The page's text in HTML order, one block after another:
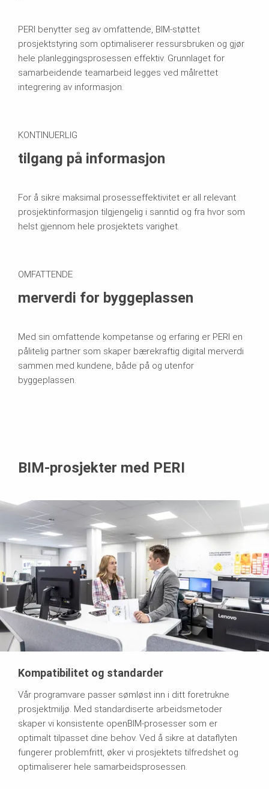
PERI benytter seg av omfattende, BIM-støttet
prosjektstyring som optimaliserer ressursbruken og gjør
hele planleggingsprosessen effektiv. Grunnlaget for
samarbeidende teamarbeid legges ved målrettet
integrering av informasjon.
KONTINUERLIG
tilgang på informasjon
For å sikre maksimal prosesseffektivitet er all relevant
prosjektinformasjon tilgjengelig i sanntid og fra hvor som
helst gjennom hele prosjektets varighet.
OMFATTENDE
merverdi for byggeplassen
Med sin omfattende kompetanse og erfaring er PERI en
pålitelig partner som skaper bærekraftig digital merverdi
sammen med kundene, både på og utenfor
byggeplassen.
BIM-prosjekter med PERI
Kompatibilitet og standarder
Vår programvare passer sømløst inn i ditt foretrukne
prosjektmiljø. Med standardiserte arbeidsmetoder
skaper vi konsistente openBIM-prosesser som er
optimalt tilpasset dine behov. Ved å sikre at dataflyten
fungerer problemfritt, øker vi prosjektets tilfredshet og
optimaliserer hele samarbeidsprosessen.